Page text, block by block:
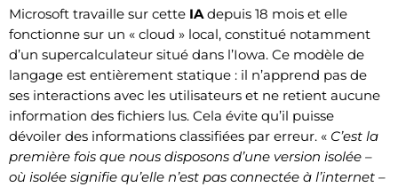
Microsoft travaille sur cette IA depuis 18 mois et elle
fonctionne sur un « cloud » local, constitué notamment
d’un supercalculateur situé dans l’Iowa. Ce modèle de
langage est entièrement statique : il n’apprend pas de
ses interactions avec les utilisateurs et ne retient aucune
information des fichiers lus. Cela évite qu’il puisse
dévoiler des informations classifiées par erreur. « C’est la
première fois que nous disposons d’une version isolée –
où isolée signifie qu’elle n’est pas connectée à l’internet –